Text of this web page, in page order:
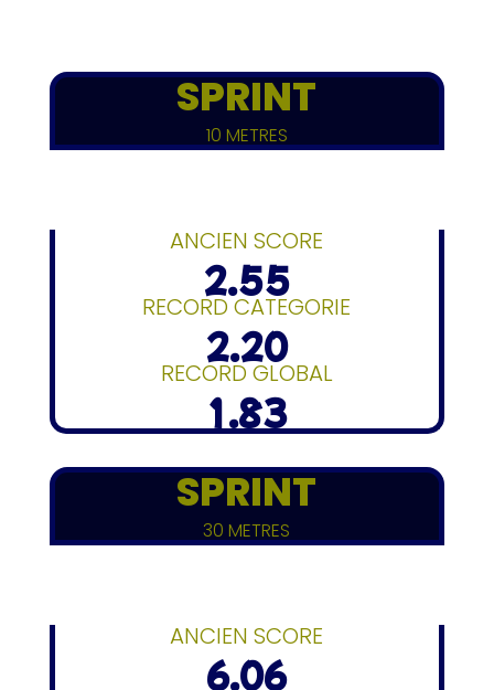
SPRINT
10 METRES
ANCIEN SCORE
2.55
RECORD CATEGORIE
2.20
RECORD GLOBAL
1.83
SPRINT
30 METRES
ANCIEN SCORE
6.06